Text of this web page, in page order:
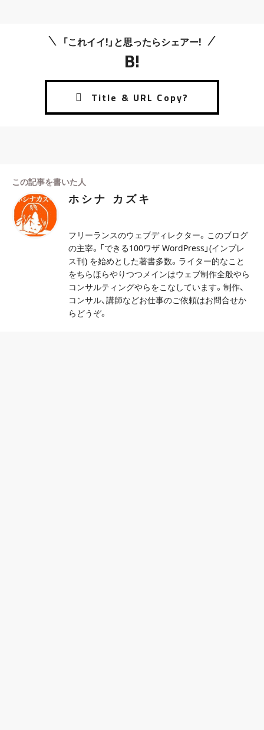
「これイイ!」と思ったらシェアー!
B!
この記事を書いた人
ホシナ カズキ
フリーランスのウェブディレクター。このブログ
の主宰。「できる100ワザ WordPress」(インプレ
ス刊) を始めとした著書多数。ライター的なこと
をちらほらやりつつメインはウェブ制作全般やら
コンサルティングやらをこなしています。制作、
コンサル、講師などお仕事のご依頼はお問合せか
らどうぞ。